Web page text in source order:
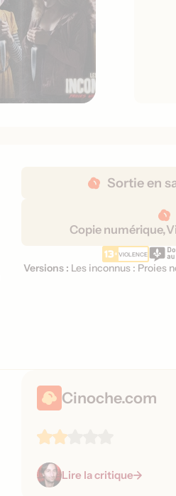
Sortie en
Copie numérique,
VIOLENCE
V
Versions : Les inconnus : Proies
Cinoche.com
Lire la critique